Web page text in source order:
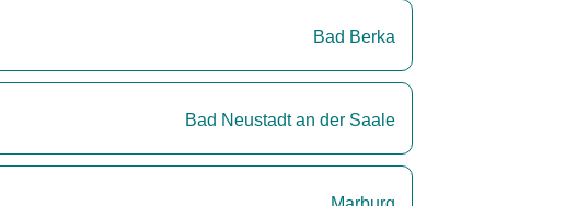
Bad Berka
Bad Neustadt an der Saale